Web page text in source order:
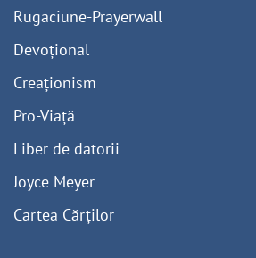
Rugaciune-Prayerwall
Devoțional
Creaționism
Pro-Viață
Liber de datorii
Joyce Meyer
Cartea Cărților